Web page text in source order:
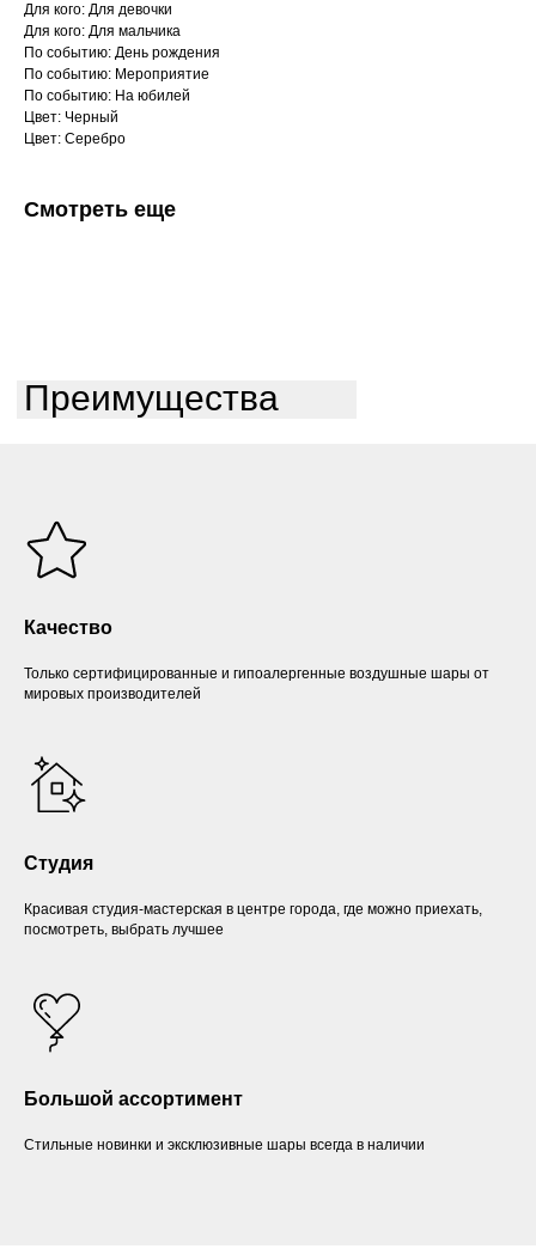
Для кого: Для девочки
Для кого: Для мальчика
По событию: День рождения
По событию: Мероприятие
По событию: На юбилей
Цвет: Черный
Цвет: Серебро
Смотреть еще
Преимущества
Качество
Только сертифицированные и гипоалергенные воздушные шары от
мировых производителей
Студия
Красивая студия-мастерская в центре города, где можно приехать,
посмотреть, выбрать лучшее
Большой ассортимент
Стильные новинки и эксклюзивные шары всегда в наличии